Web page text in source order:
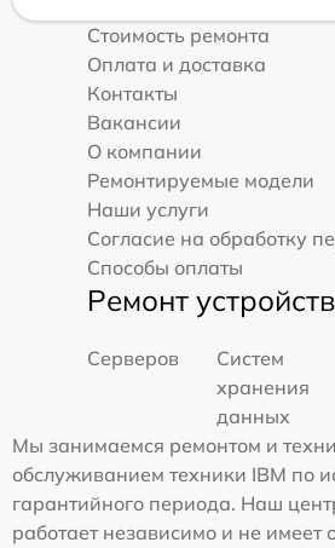
Стоимость ремонта
Оплата и доставка
Контакты
Вакансии
О компании
Ремонтируемые модели
Наши услуги
Согласие на обработку
Способы оплаты
Ремонт устройств
Серверов
Систем
хранения
данных
Мы занимаемся ремонтом и
обслуживанием техники IBM по
гарантийного периода. Наш
работает независимо и не имеет